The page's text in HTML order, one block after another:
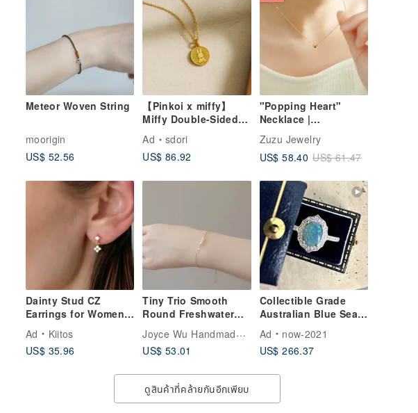
Meteor Woven String
moorigin
US$ 52.56
【Pinkoi x miffy】
Miffy Double-Sided
Necklace | Miffy and
Sun
Ad
sdori
US$ 86.92
"Popping Heart"
Necklace |
Hypoallergenic Gold-
Plated Surgical Steel
| Shower-Safe Chain
Zuzu Jewelry
US$ 58.40 US$ 61.47
Dainty Stud CZ
Earrings for Women
Waterproof Jewellery
Ad
Kiitos
US$ 35.96
Tiny Trio Smooth
Round Freshwater
Dainty Necklace
Joyce Wu Handmade Jewelry
US$ 53.01
Collectible Grade
Australian Blue Sea
Emerald Green
Flashes, Sterling
Order
Ad
now-2021
US$ 266.37
ดูสินค้าที่คล้ายกันอีกเพียบ